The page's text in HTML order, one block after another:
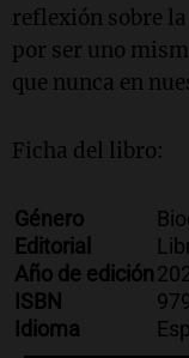
reflexión sobre
por ser uno
que nunca en
Ficha del libro:
Género
Editorial
Año de edición
ISBN
Idioma